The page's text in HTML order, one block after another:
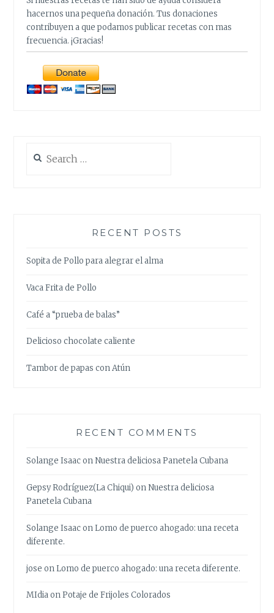
hacernos una pequeña donación. Tus donaciones
contribuyen a que podamos publicar recetas con mas
frecuencia. ¡Gracias!
for:
RECENT POSTS
Sopita de Pollo para alegrar el alma
Vaca Frita de Pollo
Café a “prueba de balas”
Delicioso chocolate caliente
Tambor de papas con Atún
RECENT COMMENTS
Solange IsaaconNuestra deliciosa Panetela Cubana
Gepsy Rodríguez(La Chiqui) onNuestra deliciosa
Panetela Cubana
Solange IsaaconLomo de puerco ahogado: una receta
diferente.
jose onLomo de puerco ahogado: una receta diferente.
MIdiaonPotaje de Frijoles Colorados